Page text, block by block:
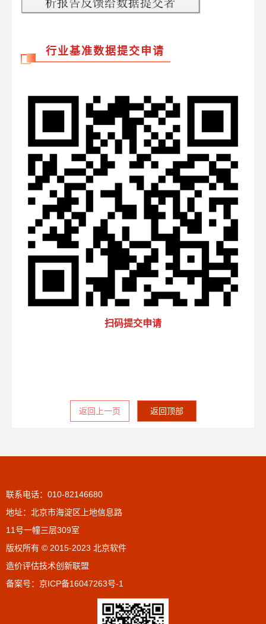
行业基准数据提交申请
扫码提交申请
返回上一页 返回顶部
联系电话：010-82146680
地址：北京市海淀区上地信息路
11号一幢三层309室
版权所有 © 2015-2023 北京软件
造价评估技术创新联盟
备案号： 京ICP备16047263号-1